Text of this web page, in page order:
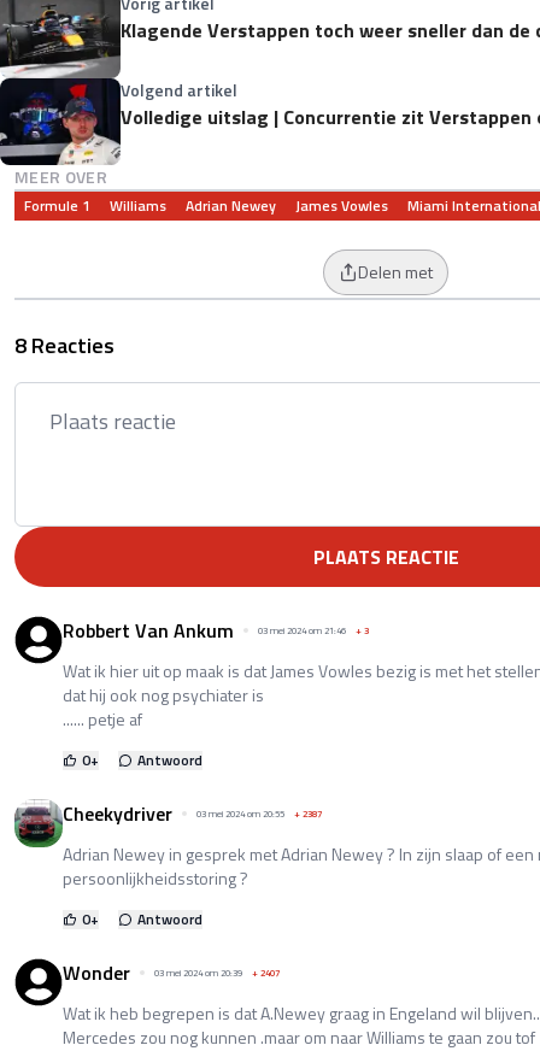
Klagende Verstappen toch weer sneller dan
Volgend artikel
Volledige uitslag | Concurrentie zit Verstappen
MEER OVER
Formule 1 Williams Adrian Newey James Vowles Miami
Delen met
8 Reacties
PLAATS REACTIE
Robbert Van Ankum 03 mei 2024 om 21:46 +3
Wat ik hier uit op maak is dat James Vowles bezig is met het
dat hij ook nog psychiater is
...... petje af
0+ Antwoord
Cheekydriver 03 mei 2024 om 20:55 +2387
Adrian Newey in gesprek met Adrian Newey ? In zijn slaap of
persoonlijkheidsstoring ?
0+ Antwoord
Wonder 03 mei 2024 om 20:39 +2407
Wat ik heb begrepen is dat A.Newey graag in Engeland wil
Mercedes zou nog kunnen .maar om naar Williams te gaan zou tof